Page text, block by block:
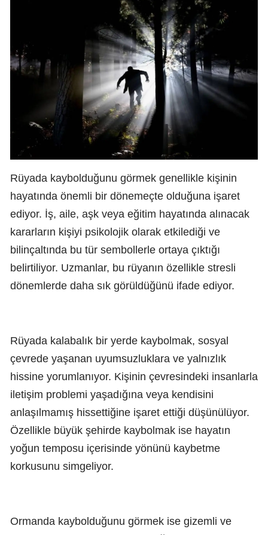
Rüyada kaybolduğunu görmek genellikle kişinin
hayatında önemli bir dönemeçte olduğuna işaret
ediyor. İş, aile, aşk veya eğitim hayatında alınacak
kararların kişiyi psikolojik olarak etkilediği ve
bilinçaltında bu tür sembollerle ortaya çıktığı
belirtiliyor. Uzmanlar, bu rüyanın özellikle stresli
dönemlerde daha sık görüldüğünü ifade ediyor.
Rüyada kalabalık bir yerde kaybolmak, sosyal
çevrede yaşanan uyumsuzluklara ve yalnızlık
hissine yorumlanıyor. Kişinin çevresindeki insanlarla
iletişim problemi yaşadığına veya kendisini
anlaşılmamış hissettiğine işaret ettiği düşünülüyor.
Özellikle büyük şehirde kaybolmak ise hayatın
yoğun temposu içerisinde yönünü kaybetme
korkusunu simgeliyor.
Ormanda kaybolduğunu görmek ise gizemli ve